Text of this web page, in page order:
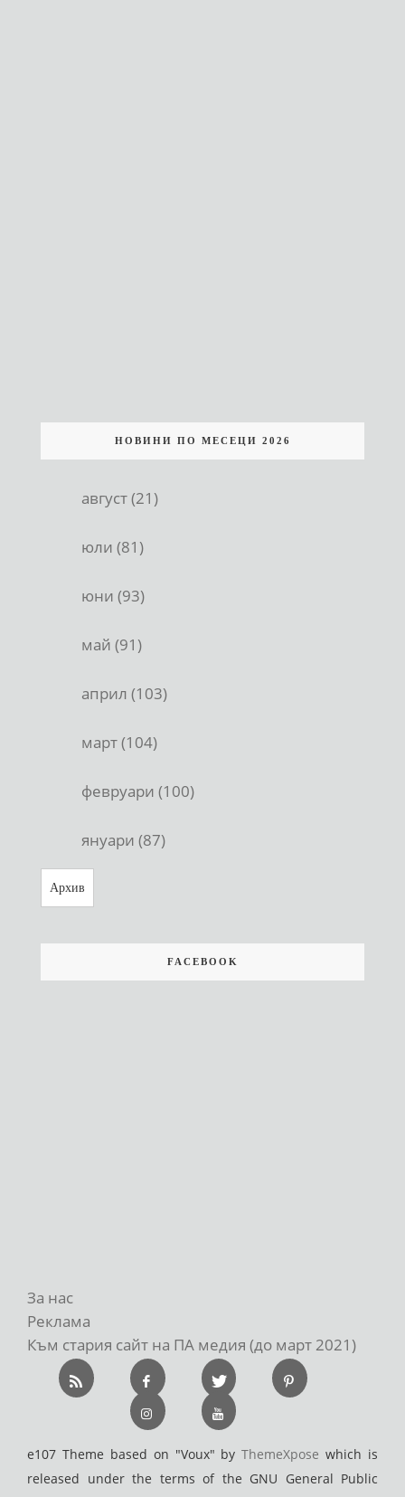
НОВИНИ ПО МЕСЕЦИ 2026
август (21)
юли (81)
юни (93)
май (91)
април (103)
март (104)
февруари (100)
януари (87)
Архив
FACEBOOK
За нас
Реклама
Към стария сайт на ПА медия (до март 2021)
e107 Theme based on "Voux" byThemeXpose which is
released under the terms of the GNU General Public